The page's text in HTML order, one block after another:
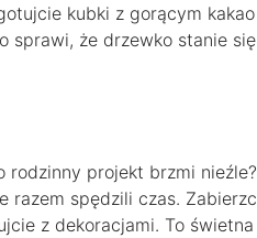
kubki z gorącym
sprawi, że drzewko stanie
rodzinny projekt brzmi
razem spędzili czas.
z dekoracjami. To